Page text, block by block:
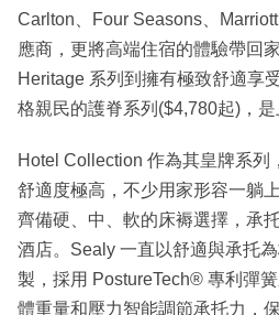
Carlton、Four Seasons、
應商，更將高端住宿的體驗帶回
Heritage 系列到擁有極致舒適享
格親民的護脊系列($4,780起)，是
Hotel Collection 作為其皇牌系列
舒適度極高，不少用家形容一躺
齊備硬、中、軟的床褥選擇，承
酒店。Sealy 一直以舒適與承托
製，採用 PostureTech® 專利彈
體重量和壓力智能調節承托力，